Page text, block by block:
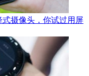
摄像头，你试过用屏